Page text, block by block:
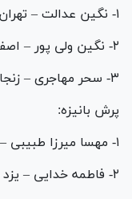
۱- نگین عدالت – تهران – ۲:۰۹.۴۰ دقیقه
۲- نگین ولی پور – اصفهان – ۲:۱۹.۵۲ دقیقه
۳- سحر مهاجری – زنجان – ۲:۲۳.۸۷ دقیقه
پرش بانیزه:
۱- مهسا میرزا طبیبی – تهران – ۳.۹۰ متر
۲- فاطمه خدایی – یزد – ۳.۴۰ متر